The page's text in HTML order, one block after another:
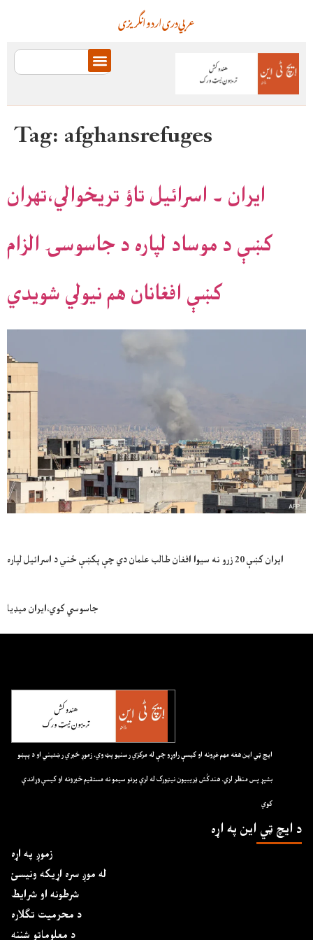
انگریزیاردودریعربي
Tag:afghansrefuges
ايران ۔ اسرائيل تاؤ تريخوالي،تهران
کښې د موساد لپاره د جاسوسۍ الزام
کښې افغانان هم نيولي شويدي
ايران کښې 20 زرو نه سيوا افغان طالب علمان دي چې پکښې ځني د اسرائيل لپاره
جاسوسي کوي،ايران ميډيا
ايچ ټي اين هغه مهم غږونه او کيسې راوړو چې له مرکزي رسنيو پټ وي. زموږ خبري رښتيني او د پېښو
بشپړ پس منظر لري. هندکُش ټريبيون نيټورک له لرې پرتو سيمو نه مستقيم خبرونه او کيسې وړاندې
کوي
د ايچ ټي اين په اړه
زموږ په اړه
له موږ سره اړیکه ونیسئ
شرطونه او شرایط
د محرمیت تګلاره
د معلوماتو شننه